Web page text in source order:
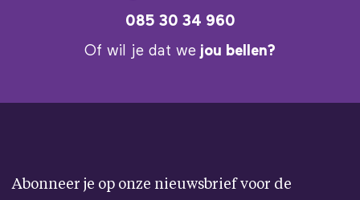
085 30 34 960
Of wil je dat we jou bellen?
Abonneer je op onze nieuwsbrief voor de